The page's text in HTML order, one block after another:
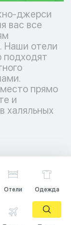
джерси
вас все
Наши отели
подходят
прямо
и
халяльных
Отели Одежда